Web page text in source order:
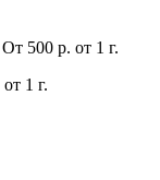
От 500 р. от 1 г.
от 1 г.